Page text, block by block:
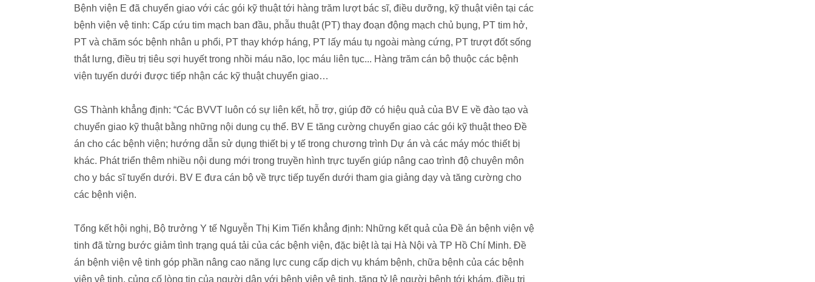
Bệnh viện E đã chuyển giao với các gói kỹ thuật tới hàng trăm lượt bác sĩ, điều dưỡng, kỹ thuật viên tại các
bệnh viện vệ tinh: Cấp cứu tim mạch ban đầu, phẫu thuật (PT) thay đoạn động mạch chủ bụng, PT tim hở,
PT và chăm sóc bệnh nhân u phổi, PT thay khớp háng, PT lấy máu tụ ngoài màng cứng, PT trượt đốt sống
thắt lưng, điều trị tiêu sợi huyết trong nhồi máu não, lọc máu liên tục... Hàng trăm cán bộ thuộc các bệnh
viện tuyến dưới được tiếp nhận các kỹ thuật chuyển giao…
GS Thành khẳng định: “Các BVVT luôn có sự liên kết, hỗ trợ, giúp đỡ có hiệu quả của BV E về đào tạo và
chuyển giao kỹ thuật bằng những nội dung cụ thể. BV E tăng cường chuyển giao các gói kỹ thuật theo Đề
án cho các bệnh viện; hướng dẫn sử dụng thiết bị y tế trong chương trình Dự án và các máy móc thiết bị
khác. Phát triển thêm nhiều nội dung mới trong truyền hình trực tuyến giúp nâng cao trình độ chuyên môn
cho y bác sĩ tuyến dưới. BV E đưa cán bộ về trực tiếp tuyến dưới tham gia giảng dạy và tăng cường cho
các bệnh viện.
Tổng kết hội nghị, Bộ trưởng Y tế Nguyễn Thị Kim Tiến khẳng định: Những kết quả của Đề án bệnh viện vệ
tinh đã từng bước giảm tình trạng quá tải của các bệnh viện, đặc biệt là tại Hà Nội và TP Hồ Chí Minh. Đề
án bệnh viện vệ tinh góp phần nâng cao năng lực cung cấp dịch vụ khám bệnh, chữa bệnh của các bệnh
viện vệ tinh, củng cố lòng tin của người dân với bệnh viện vệ tinh, tăng tỷ lệ người bệnh tới khám, điều trị